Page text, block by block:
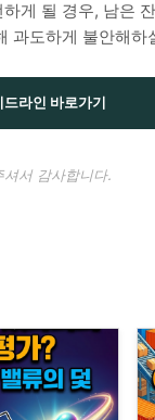
게 될 경우, 남은
과도하게 불안해하
라인 바로가기
셔서 감사합니다.